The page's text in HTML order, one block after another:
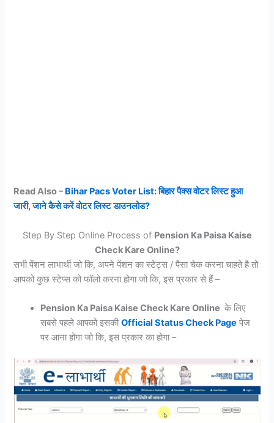
Read Also –Bihar Pacs Voter List: बिहार पैक्स वोटर लिस्ट हुआ
जारी, जाने कैसे करें वोटर लिस्ट डाउनलोड?
Step By Step Online Process of Pension Ka Paisa Kaise
Check Kare Online?
सभी पेंशन लाभार्थी जो कि, अपने पेंशन का स्टेट्स / पैसा चेक करना चाहते है तो
आपको कुछ स्टेप्स को फॉलो करना होगा जो कि, इस प्रकार से हैं –
Pension Ka Paisa Kaise Check Kare Online के लिए
सबसे पहले आपको इसकीOfficial Status Check Page पेज
पर आना होगा जो कि, इस प्रकार का होगा –